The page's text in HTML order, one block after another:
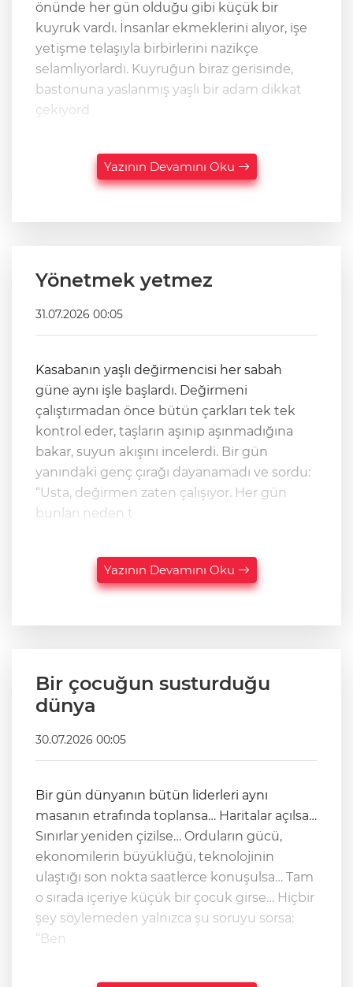
önünde her gün olduğu gibi küçük bir
kuyruk vardı. İnsanlar ekmeklerini alıyor, işe
yetişme telaşıyla birbirlerini nazikçe
selamlıyorlardı. Kuyruğun biraz gerisinde,
bastonuna yaslanmış yaşlı bir adam dikkat
çekiyord
Yazının Devamını Oku
Yönetmek yetmez
31.07.2026 00:05
Kasabanın yaşlı değirmencisi her sabah
güne aynı işle başlardı. Değirmeni
çalıştırmadan önce bütün çarkları tek tek
kontrol eder, taşların aşınıp aşınmadığına
bakar, suyun akışını incelerdi. Bir gün
yanındaki genç çırağı dayanamadı ve sordu:
“Usta, değirmen zaten çalışıyor. Her gün
bunları neden t
Yazının Devamını Oku
Bir çocuğun susturduğu
dünya
30.07.2026 00:05
Bir gün dünyanın bütün liderleri aynı
masanın etrafında toplansa… Haritalar açılsa…
Sınırlar yeniden çizilse… Orduların gücü,
ekonomilerin büyüklüğü, teknolojinin
ulaştığı son nokta saatlerce konuşulsa… Tam
o sırada içeriye küçük bir çocuk girse… Hiçbir
şey söylemeden yalnızca şu soruyu sorsa:
“Ben